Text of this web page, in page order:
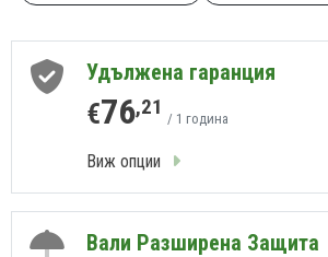
Удължена гаранция
€76,21 / 1 година
Виж опции
Вали Разширена Защита